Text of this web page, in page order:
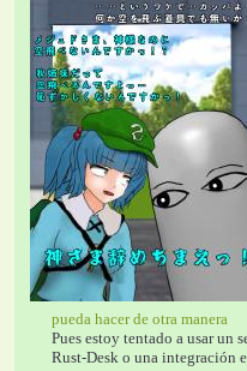
pueda hacer de otra manera
Pues estoy tentado a usar un
Rust-Desk o una integración